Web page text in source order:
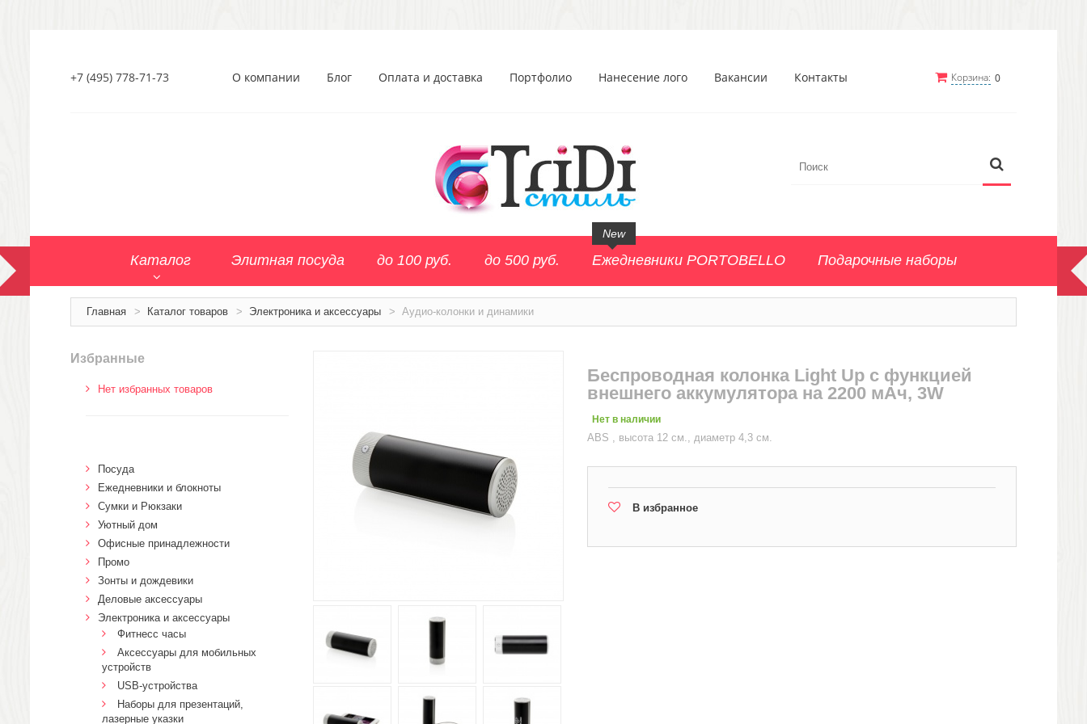
Корзина: 0
+7 (495) 778-71-73 О компании Блог Оплата и доставка Портфолио Нанесение лого Вакансии Контакты
Каталог Элитная посуда до 100 руб. до 500 руб. Ежедневники PORTOBELLO
New
Подарочные наборы
Главная > Каталог товаров > Электроника и аксессуары > Аудио-колонки и динамики
Беспроводная колонка Light Up с функцией
внешнего аккумулятора на 2200 мАч, 3W
Нет в наличии
ABS , высота 12 см., диаметр 4,3 см.
В избранное
Избранные
Нет избранных товаров
Посуда
Ежедневники и блокноты
Сумки и Рюкзаки
Уютный дом
Офисные принадлежности
Промо
Зонты и дождевики
Деловые аксессуары
Электроника и аксессуары
Фитнесс часы
Аксессуары для мобильных
устройств
USB-устройства
Наборы для презентаций,
лазерные указки